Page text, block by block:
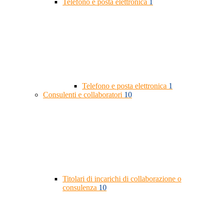
Telefono e posta elettronica 1
Telefono e posta elettronica 1
Consulenti e collaboratori 10
Titolari di incarichi di collaborazione o
consulenza 10